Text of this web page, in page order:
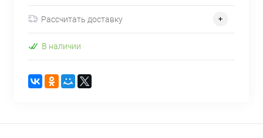
Рассчитать доставку
В наличии